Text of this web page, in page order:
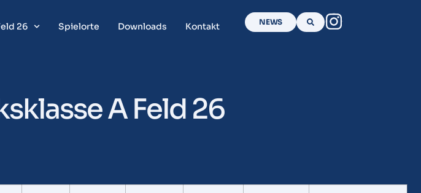
26 Spielorte Downloads Kontakt NEWS
A Feld 26